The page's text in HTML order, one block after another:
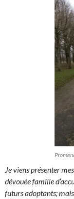
Je viens présenter
dévouée famille
futurs adoptants;